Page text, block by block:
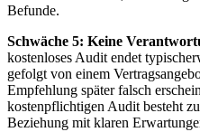
Befunde.
Schwäche 5: Keine
kostenloses Audit endet
gefolgt von einem
Empfehlung später falsch
kostenpflichtigen Audit besteht
Beziehung mit klaren